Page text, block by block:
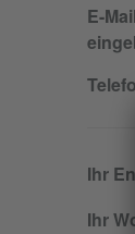
E-
Ihr
Ihr